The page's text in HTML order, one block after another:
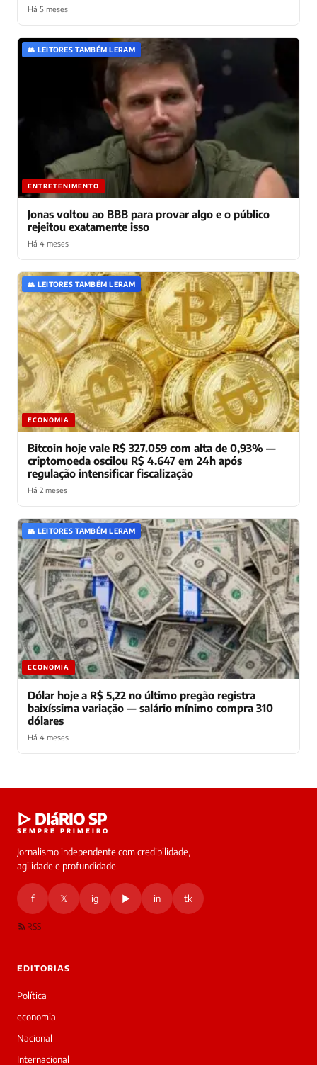
Há 5 meses
👥 LEITORES TAMBÉM LERAM
ENTRETENIMENTO
Jonas voltou ao BBB para provar algo e o público
rejeitou exatamente isso
Há 4 meses
👥 LEITORES TAMBÉM LERAM
ECONOMIA
Bitcoin hoje vale R$ 327.059 com alta de 0,93% —
criptomoeda oscilou R$ 4.647 em 24h após
regulação intensificar fiscalização
Há 2 meses
👥 LEITORES TAMBÉM LERAM
ECONOMIA
Dólar hoje a R$ 5,22 no último pregão registra
baixíssima variação — salário mínimo compra 310
dólares
Há 4 meses
online
Oi!
Boa
tarde!
▷ DIáRIO SP
SEMPRE PRIMEIRO
Jornalismo independente com credibilidade,
agilidade e profundidade.
f 𝕏 ig ▶ in tk
RSS
EDITORIAS
Política
economia
Nacional
Internacional